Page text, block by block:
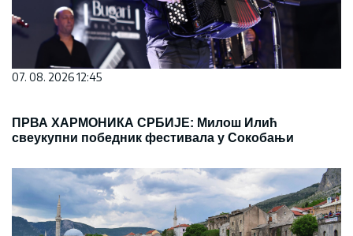
07. 08. 2026 12:45
ПРВА ХАРМОНИКА СРБИЈЕ: Милош Илић
свеукупни победник фестивала у Сокобањи